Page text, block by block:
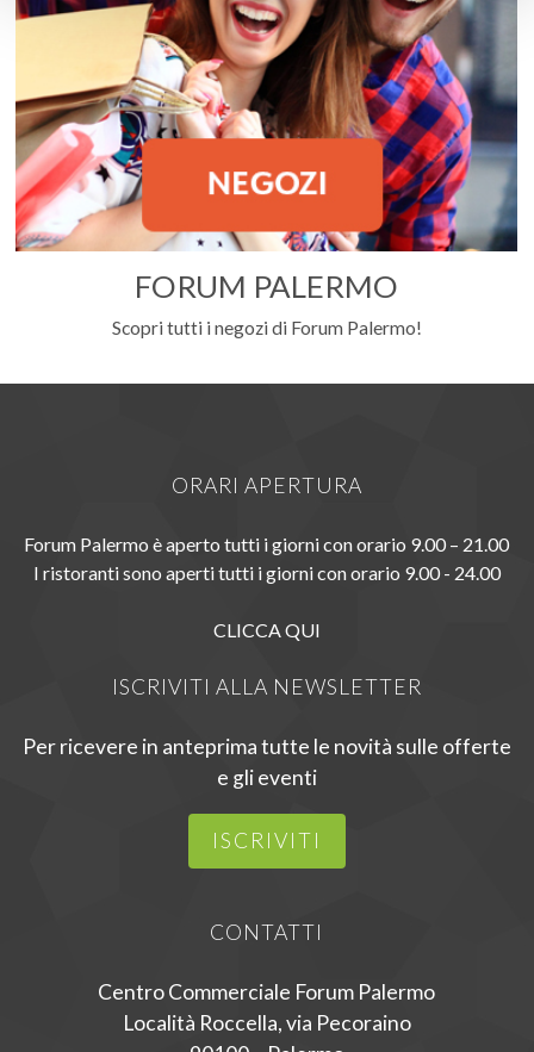
FORUM PALERMO
Scopri tutti i negozi di Forum Palermo!
ORARI APERTURA
Forum Palermo è aperto tutti i giorni con orario 9.00 – 21.00
I ristoranti sono aperti tutti i giorni con orario 9.00 - 24.00
CLICCA QUI
ISCRIVITI ALLA NEWSLETTER
Per ricevere in anteprima tutte le novità sulle offerte
e gli eventi
ISCRIVITI
CONTATTI
Centro Commerciale Forum Palermo
Località Roccella, via Pecoraino